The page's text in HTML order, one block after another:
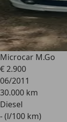
Microcar M.Go
€ 2.900
06/2011
30.000 km
Diesel
- (l/100 km)